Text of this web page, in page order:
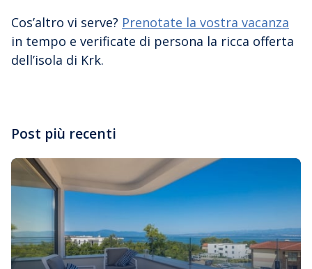
Cos’altro vi serve? Prenotate la vostra vacanza
in tempo e verificate di persona la ricca offerta
dell’isola di Krk.
Post più recenti